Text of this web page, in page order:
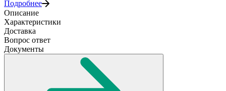
Подробнее
Описание
Характеристики
Доставка
Вопрос ответ
Документы